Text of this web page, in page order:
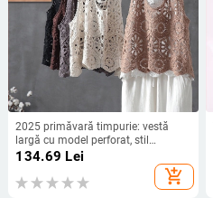
2025 primăvară timpurie: vestă
largă cu model perforat, stil
european, plus size, top fără mâneci
134.69 Lei
add_shopping_cart